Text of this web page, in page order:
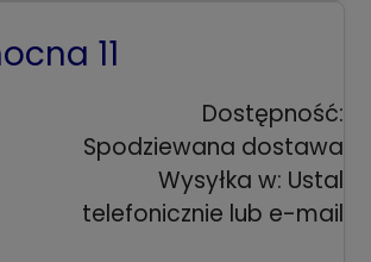
11
Dostępność:
Spodziewana dostawa
Wysyłka w: Ustal
telefonicznie lub e-mail